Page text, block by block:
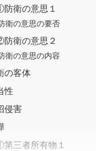
衛の意思１
衛の意思の要否
衛の意思２
衛の意思の内容
の客体
性
侵害
三者所有物１